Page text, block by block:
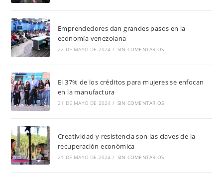
Emprendedores dan grandes pasos en la
economía venezolana
22 DE MAYO DE 2024 / SIN COMENTARIOS
El 37% de los créditos para mujeres se enfocan
en la manufactura
21 DE MAYO DE 2024 / SIN COMENTARIOS
Creatividad y resistencia son las claves de la
recuperación económica
21 DE MAYO DE 2024 / SIN COMENTARIOS